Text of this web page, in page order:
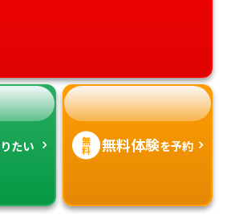
たい 無
料 無料体験を予約